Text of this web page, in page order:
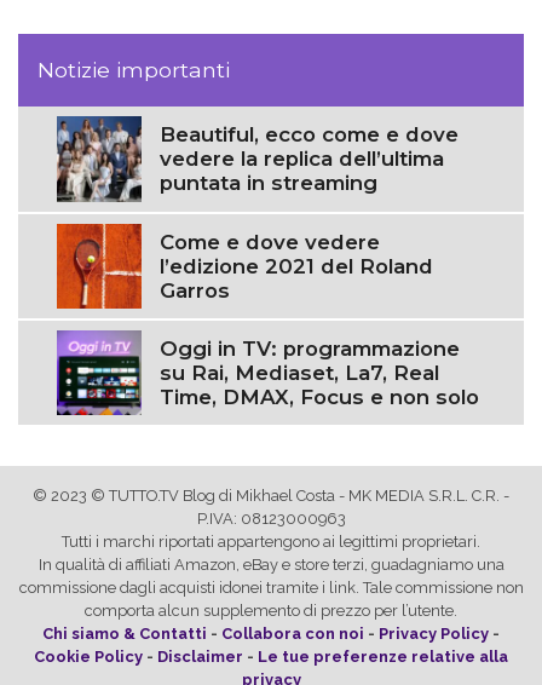
Notizie importanti
Beautiful, ecco come e dove
vedere la replica dell’ultima
puntata in streaming
Come e dove vedere
l’edizione 2021 del Roland
Garros
Oggi in TV: programmazione
su Rai, Mediaset, La7, Real
Time, DMAX, Focus e non solo
© 2023 © TUTTO.TV Blog di Mikhael Costa - MK MEDIA S.R.L. C.R. -
P.IVA: 08123000963
Tutti i marchi riportati appartengono ai legittimi proprietari.
In qualità di affiliati Amazon, eBay e store terzi, guadagniamo una
commissione dagli acquisti idonei tramite i link. Tale commissione non
comporta alcun supplemento di prezzo per l’utente.
Chi siamo & Contatti - Collabora con noi - Privacy Policy -
Cookie Policy - Disclaimer - Le tue preferenze relative alla
privacy